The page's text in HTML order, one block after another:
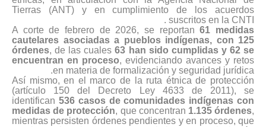
Tierras (ANT) y en cumplimiento de los acuerdos
suscritos en la CNTI .
A corte de febrero de 2026, se reportan61 medidas
cautelares asociadas a pueblos indígenas, con 125
órdenes, de las cuales63 han sido cumplidas y 62 se
encuentran en proceso, evidenciando avances y retos
en materia de formalización y seguridad jurídica.
Así mismo, en el marco de la ruta étnica de protección
(artículo 150 del Decreto Ley 4633 de 2011), se
identifican 536 casos de comunidades indígenas con
medidas de protección, que concentran 1.135 órdenes,
mientras persisten órdenes pendientes y en proceso, que